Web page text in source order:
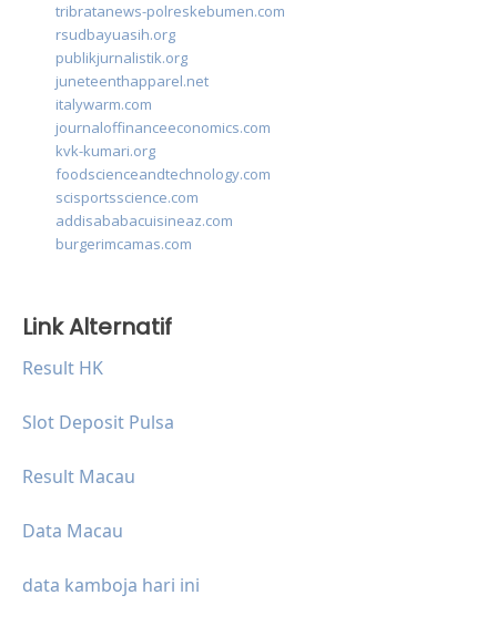
tribratanews-polreskebumen.com
rsudbayuasih.org
publikjurnalistik.org
juneteenthapparel.net
italywarm.com
journaloffinanceeconomics.com
kvk-kumari.org
foodscienceandtechnology.com
scisportsscience.com
addisababacuisineaz.com
burgerimcamas.com
Link Alternatif
Result HK
Slot Deposit Pulsa
Result Macau
Data Macau
data kamboja hari ini